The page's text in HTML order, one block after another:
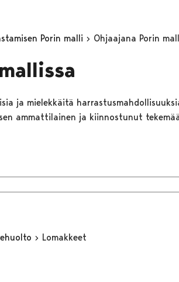
Porin malli Ohjaajana Porin
ja mielekkäitä
ammattilainen ja kiinnostunut
Lomakkeet